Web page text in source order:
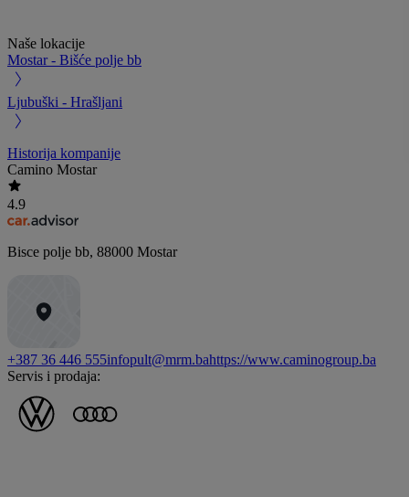
Naše lokacije
Mostar - Bišće polje bb
Ljubuški - Hrašljani
Historija kompanije
Camino Mostar
4.9
Bisce polje bb, 88000 Mostar
+387 36 446 555infopult@mrm.bahttps://www.caminogroup.ba
Servis i prodaja: